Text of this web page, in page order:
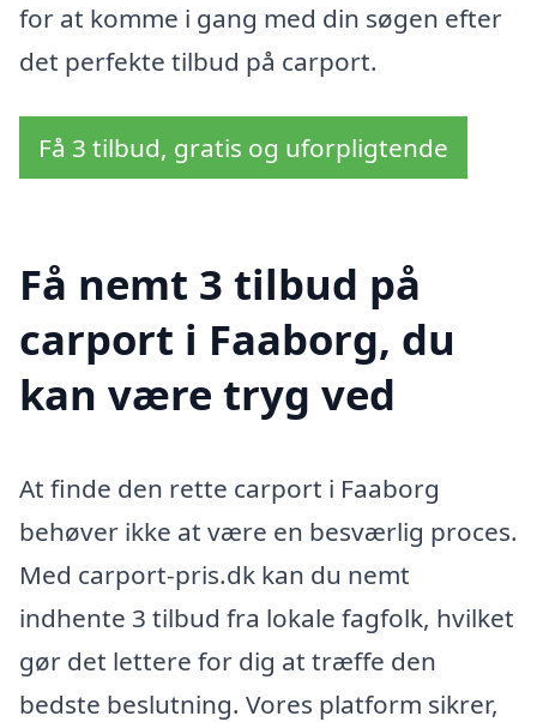
for at komme i gang med din søgen efter
det perfekte tilbud på carport.
Få 3 tilbud, gratis og uforpligtende
Få nemt 3 tilbud på
carport i Faaborg, du
kan være tryg ved
At finde den rette carport i Faaborg
behøver ikke at være en besværlig proces.
Med carport-pris.dk kan du nemt
indhente 3 tilbud fra lokale fagfolk, hvilket
gør det lettere for dig at træffe den
bedste beslutning. Vores platform sikrer,